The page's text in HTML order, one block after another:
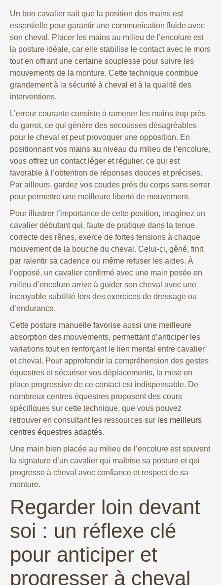
Un bon cavalier sait que la position des mains est
essentielle pour garantir une communication fluide avec
son cheval. Placer les mains au milieu de l’encolure est
la posture idéale, car elle stabilise le contact avec le mors
tout en offrant une certaine souplesse pour suivre les
mouvements de la monture. Cette technique contribue
grandement à la sécurité à cheval et à la qualité des
interventions.
L’erreur courante consiste à ramener les mains trop près
du garrot, ce qui génère des secousses désagréables
pour le cheval et peut provoquer une opposition. En
positionnant vos mains au niveau du milieu de l’encolure,
vous offrez un contact léger et régulier, ce qui est
favorable à l’obtention de réponses douces et précises.
Par ailleurs, gardez vos coudes près du corps sans serrer
pour permettre une meilleure liberté de mouvement.
Pour illustrer l’importance de cette position, imaginez un
cavalier débutant qui, faute de pratique dans la tenue
correcte des rênes, exerce de fortes tensions à chaque
mouvement de la bouche du cheval. Celui-ci, gêné, finit
par ralentir sa cadence ou même refuser les aides. À
l’opposé, un cavalier confirmé avec une main posée en
milieu d’encolure arrive à guider son cheval avec une
incroyable subtilité lors des exercices de dressage ou
d’endurance.
Cette posture manuelle favorise aussi une meilleure
absorption des mouvements, permettant d’anticiper les
variations tout en renforçant le lien mental entre cavalier
et cheval. Pour approfondir la compréhension des gestes
équestres et sécuriser vos déplacements, la mise en
place progressive de ce contact est indispensable. De
nombreux centres équestres proposent des cours
spécifiques sur cette technique, que vous pouvez
retrouver en consultant les ressources sur les meilleurs
centres équestres adaptés.
Une main bien placée au milieu de l’encolure est souvent
la signature d’un cavalier qui maîtrise sa posture et qui
progresse à cheval avec confiance et respect de sa
monture.
Regarder loin devant
soi : un réflexe clé
pour anticiper et
progresser à cheval